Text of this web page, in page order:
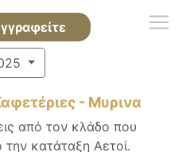
- Μυρινα
από τον κλάδο που
κατάταξη Αετοί.